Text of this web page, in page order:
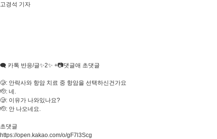
고경석 기자
🗨 카톡 반응/글✨2✨ +📷댓글애 초댓글
🥲: 안락사와 항암 치료 중 항암을 선택하신건가요
🫡: 네.
🥲: 이유가 나와있나요?
🫡: 안 나오네요.
초댓글
https://open.kakao.com/o/gF7l3Scg